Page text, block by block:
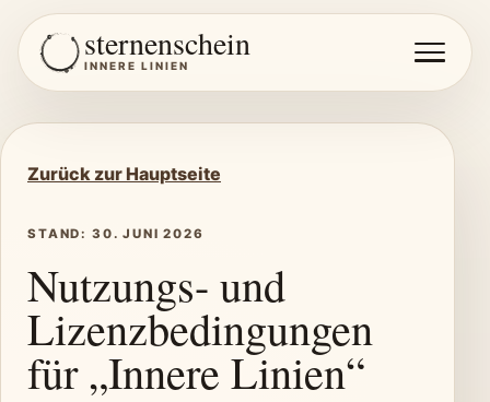
sternenschein
INNERE LINIEN
Zurück zur Hauptseite
STAND: 30. JUNI 2026
Nutzungs- und
Lizenzbedingungen
für „Innere Linien“